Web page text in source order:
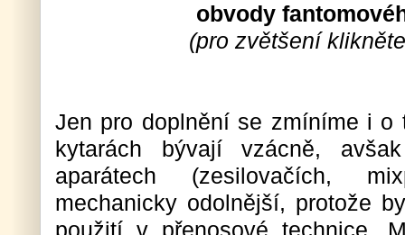
obvody
(pro zvětšení
Jen pro doplnění se zmíníme i o
kytarách bývají vzácně,
aparátech (zesilovačích,
mechanicky odolnější, protože
použití v přenosové technice.